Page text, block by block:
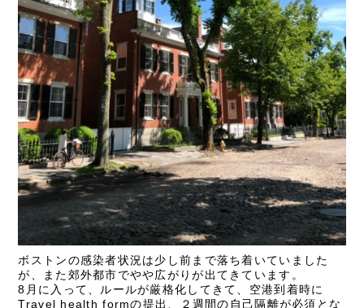
ボストンの感染者状況は少し前まで落ち着いていました
が、また郊外都市でやや広がりが出てきています。
8 月に入って、ルールが厳格化してきて、空港到着時に
Travel health formの提出、２週間の自己隔離が必須とな